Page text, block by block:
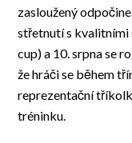
zasloužený
střetnutí s kvalitními
cup) a 10. srpna se
že hráči se během
reprezentační
tréninku.